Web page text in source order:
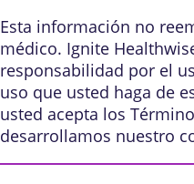
Esta información no
médico. Ignite
responsabilidad por el
uso que usted haga de
usted acepta los
desarrollamos nuestro